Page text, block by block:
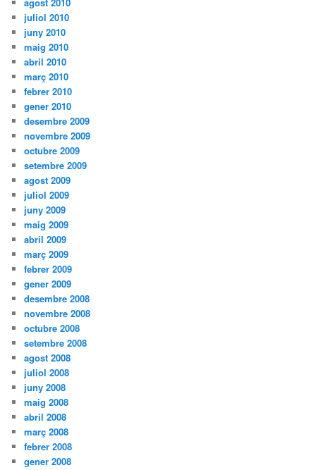
agost 2010
juliol 2010
juny 2010
maig 2010
abril 2010
març 2010
febrer 2010
gener 2010
desembre 2009
novembre 2009
octubre 2009
setembre 2009
agost 2009
juliol 2009
juny 2009
maig 2009
abril 2009
març 2009
febrer 2009
gener 2009
desembre 2008
novembre 2008
octubre 2008
setembre 2008
agost 2008
juliol 2008
juny 2008
maig 2008
abril 2008
març 2008
febrer 2008
gener 2008